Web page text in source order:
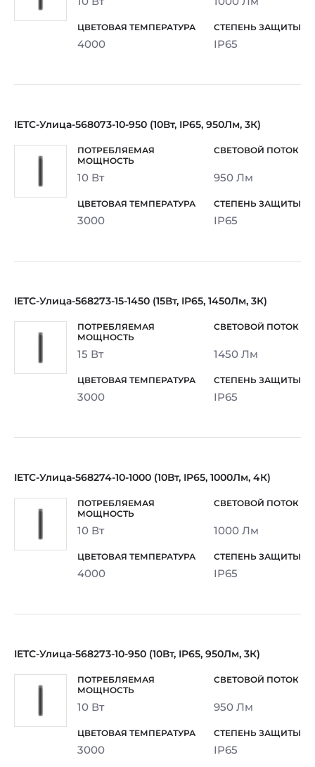
4000 IP65
IETC-Улица-568073-10-950 (10Вт, IP65, 950Лм, 3К)
10 Вт 950 Лм
3000 IP65
IETC-Улица-568273-15-1450 (15Вт, IP65, 1450Лм, 3К)
15 Вт 1450 Лм
3000 IP65
IETC-Улица-568274-10-1000 (10Вт, IP65, 1000Лм, 4К)
10 Вт 1000 Лм
4000 IP65
IETC-Улица-568273-10-950 (10Вт, IP65, 950Лм, 3К)
10 Вт 950 Лм
3000 IP65